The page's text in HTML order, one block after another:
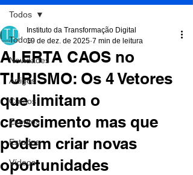
Todos
Novidades
Artigos
Cursos
Eventos
Estudos
Vídeos
Todos
ALERTA CAOS no
TURISMO: Os 4 Vetores
que limitam o
crescimento mas que
podem criar novas
oportunidades
Instituto da Transformação Digital
19 de dez. de 2025 7 min de leitura